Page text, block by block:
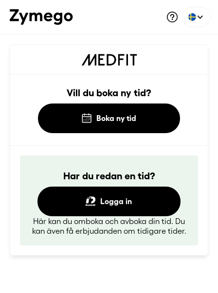
Vill du boka ny tid?
Boka ny tid
Har du redan en tid?
Logga in
Här kan du omboka och avboka din tid. Du
kan även få erbjudanden om tidigare tider.